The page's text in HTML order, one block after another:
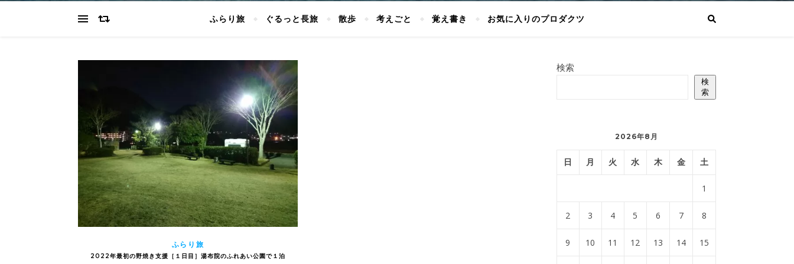
ふらり旅 ぐるっと長旅 散歩 考えごと 覚え書き お気に入りのプロダクツ
ふらり旅
2022年最初の野焼き支援［１日目］湯布院のふれあい公園で１泊
検索
検
索
2026年8月
日 月 火 水 木 金 土
1
2 3 4 5 6 7 8
9 10 11 12 13 14 15